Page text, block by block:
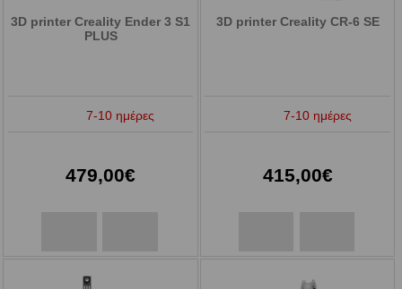
3D printer Creality Ender 3 S1
PLUS
7-10 ημέρες
479,00€
3D printer Creality CR-6 SE
7-10 ημέρες
415,00€